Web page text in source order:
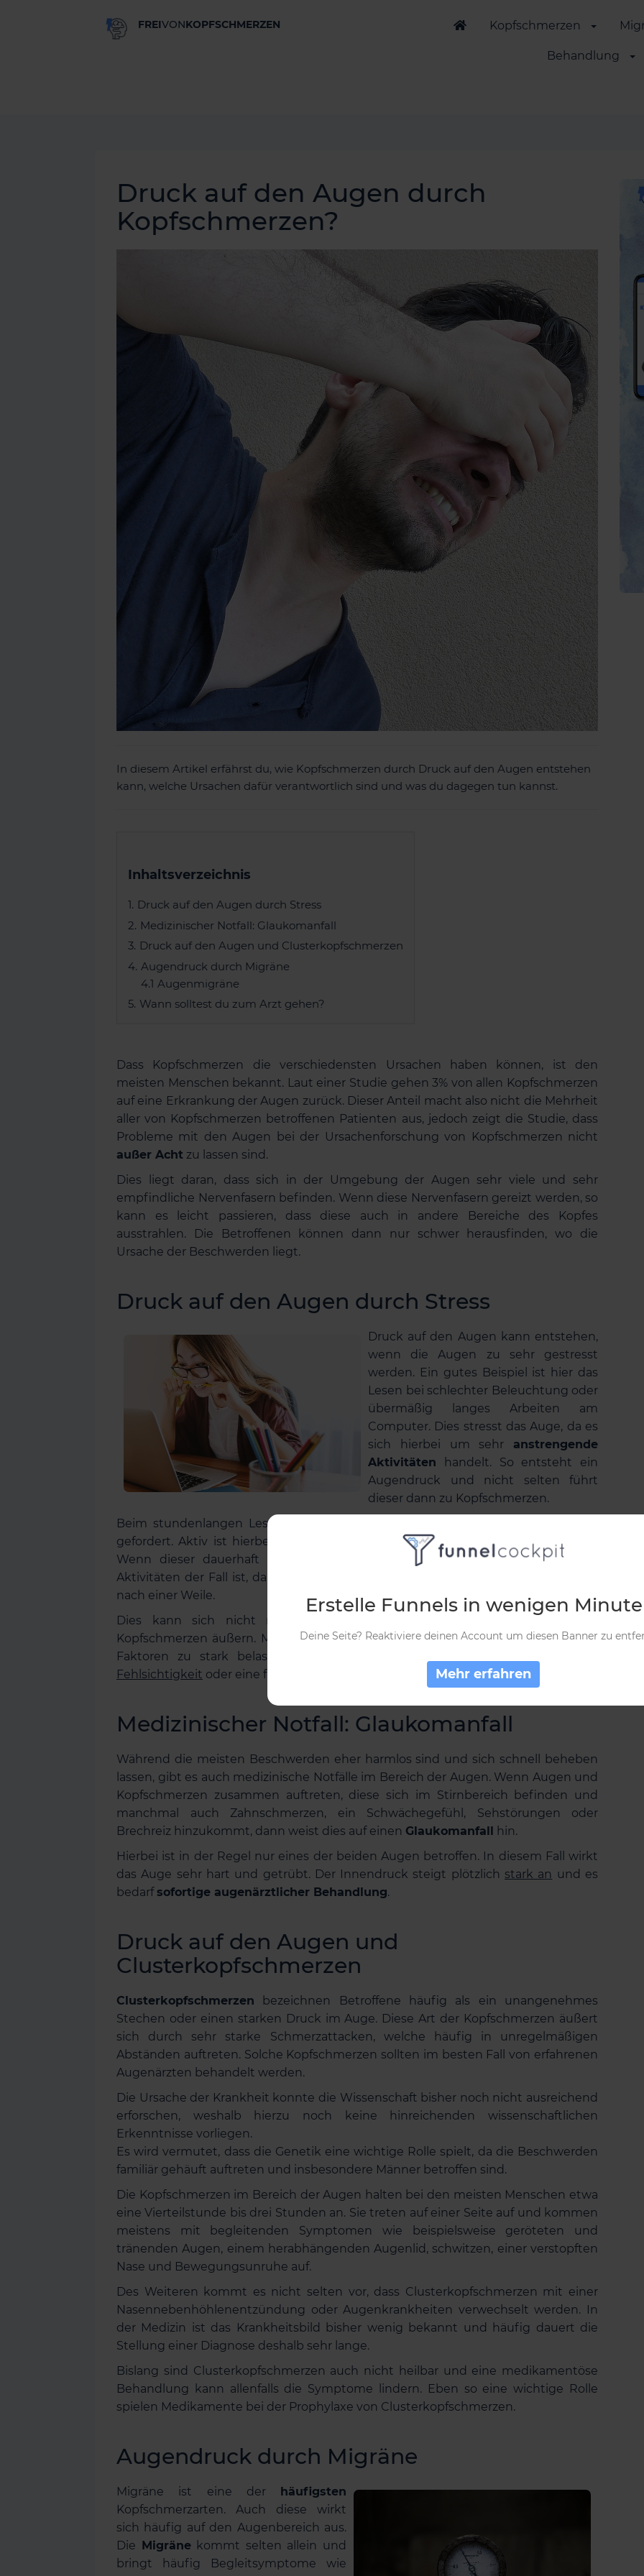
FREIVONKOPFSCHMERZEN Kopfschmerzen
Behandlung
Druck auf den Augen durch
Kopfschmerzen?
In diesem Artikel erfährst du, wie Kopfschmerzen durch Druck auf den Augen entstehen
kann, welche Ursachen dafür verantwortlich sind und was du dagegen tun kannst.
Inhaltsverzeichnis
Druck auf den Augen durch Stress
Medizinischer Notfall: Glaukomanfall
Druck auf den Augen und Clusterkopfschmerzen
Augendruck durch Migräne
Augenmigräne
Wann solltest du zum Arzt gehen?
Dass Kopfschmerzen die verschiedensten Ursachen haben können, ist den
meisten Menschen bekannt. Laut einer Studie gehen 3% von allen Kopfschmerzen
auf eine Erkrankung der Augen zurück. Dieser Anteil macht also nicht die Mehrheit
aller von Kopfschmerzen betroffenen Patienten aus, jedoch zeigt die Studie, dass
Probleme mit den Augen bei der Ursachenforschung von Kopfschmerzen nicht
außer Acht zu lassen sind.
Dies liegt daran, dass sich in der Umgebung der Augen sehr viele und sehr
empfindliche Nervenfasern befinden. Wenn diese Nervenfasern gereizt werden, so
kann es leicht passieren, dass diese auch in andere Bereiche des Kopfes
ausstrahlen. Die Betroffenen können dann nur schwer herausfinden, wo die
Ursache der Beschwerden liegt.
Druck auf den Augen durch Stress
Druck auf den Augen kann entstehen,
wenn die Augen zu sehr gestresst
werden. Ein gutes Beispiel ist hier das
Lesen bei schlechter Beleuchtung oder
übermäßig langes Arbeiten am
Computer. Dies stresst das Auge, da es
sich hierbei um sehr anstrengende
Aktivitäten handelt. So entsteht ein
Augendruck und nicht selten führt
dieser dann zu Kopfschmerzen.
Beim stundenlangen Lesen oder Arbeiten am PC wird die Nahsicht des Auges
gefordert. Aktiv ist hierbei ein sehr kleiner Muskel, der sogenannte
Ziliarmuskel
Wenn dieser dauerhaft gefordert wird, wie es bei den oben beschriebenen
Aktivitäten der Fall ist, dann ist dieser auch pausenlos angespannt und schmerzt
nach einer Weile.
Dies kann sich nicht nur ein
Kopfschmerzen äußern. Manchmal wird der Ziliarmuskel aber auch durch andere
Faktoren zu stark belastet. Hierzu zählen beispielsweise eine
Fehlsichtigkeit oder eine falsche Brille.
Medizinischer Notfall: Glaukomanfall
Während die meisten Beschwerden eher harmlos sind und sich schnell beheben
lassen, gibt es auch medizinische Notfälle im Bereich der Augen. Wenn Augen und
Kopfschmerzen zusammen auftreten, diese sich im Stirnbereich befinden und
manchmal auch Zahnschmerzen, ein Schwächegefühl, Sehstörungen oder
Brechreiz hinzukommt, dann weist dies auf einen Glaukomanfall hin.
Hierbei ist in der Regel nur eines der beiden Augen betroffen. In diesem Fall wirkt
das Auge sehr hart und getrübt. Der Innendruck steigt plötzlich stark an und es
bedarfsofortige augenärztlicher Behandlung.
Druck auf den Augen und
Clusterkopfschmerzen
Clusterkopfschmerzen bezeichnen Betroffene häufig als ein unangenehmes
Stechen oder einen starken Druck im Auge. Diese Art der Kopfschmerzen äußert
sich durch sehr starke Schmerzattacken, welche häufig in unregelmäßigen
Abständen auftreten. Solche Kopfschmerzen sollten im besten Fall von erfahrenen
Augenärzten behandelt werden.
Die Ursache der Krankheit konnte die Wissenschaft bisher noch nicht ausreichend
erforschen, weshalb hierzu noch keine hinreichenden wissenschaftlichen
Erkenntnisse vorliegen.
Es wird vermutet, dass die Genetik eine wichtige Rolle spielt, da die Beschwerden
familiär gehäuft auftreten und insbesondere Männer betroffen sind.
Die Kopfschmerzen im Bereich der Augen halten bei den meisten Menschen etwa
eine Vierteilstunde bis drei Stunden an. Sie treten auf einer Seite auf und kommen
meistens mit begleitenden Symptomen wie beispielsweise geröteten und
tränenden Augen, einem herabhängenden Augenlid, schwitzen, einer verstopften
Nase und Bewegungsunruhe auf.
Des Weiteren kommt es nicht selten vor, dass Clusterkopfschmerzen mit einer
Nasennebenhöhlenentzündung oder Augenkrankheiten verwechselt werden. In
der Medizin ist das Krankheitsbild bisher wenig bekannt und häufig dauert die
Stellung einer Diagnose deshalb sehr lange.
Bislang sind Clusterkopfschmerzen auch nicht heilbar und eine medikamentöse
Behandlung kann allenfalls die Symptome lindern. Eben so eine wichtige Rolle
spielen Medikamente bei der Prophylaxe von Clusterkopfschmerzen.
Augendruck durch Migräne
Migräne ist eine der häufigsten
Kopfschmerzarten. Auch diese wirkt
sich häufig auf den Augenbereich aus.
Die Migränekommt selten allein und
bringt häufig Begleitsymptome wie
Erstelle Funnels in wenigen
Deine Seite? Reaktiviere deinen Account um diesen Banner zu
Mehr erfahren